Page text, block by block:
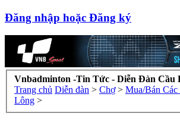
Đăng nhập hoặc Đăng ký
Vnbadminton -Tin Tức - Diễn Đàn Cầu
Trang chủ Diễn đàn > Chợ > Mua/Bán Các
Lông >